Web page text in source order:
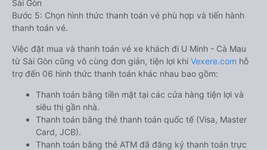
Sài Gòn
Bước 5: Chọn hình thức thanh toán vé phù hợp và tiến hành
thanh toán vé.
Việc đặt mua và thanh toán vé xe khách đi U Minh - Cà Mau
từ Sài Gòn cũng vô cùng đơn giản, tiện lợi khi Vexere.com hỗ
trợ đến 06 hình thức thanh toán khác nhau bao gồm:
Thanh toán bằng tiền mặt tại các cửa hàng tiện lợi và
siêu thị gần nhà.
Thanh toán bằng thẻ thanh toán quốc tế (Visa, Master
Card, JCB).
Thanh toán bằng thẻ ATM đã đăng ký thanh toán trực